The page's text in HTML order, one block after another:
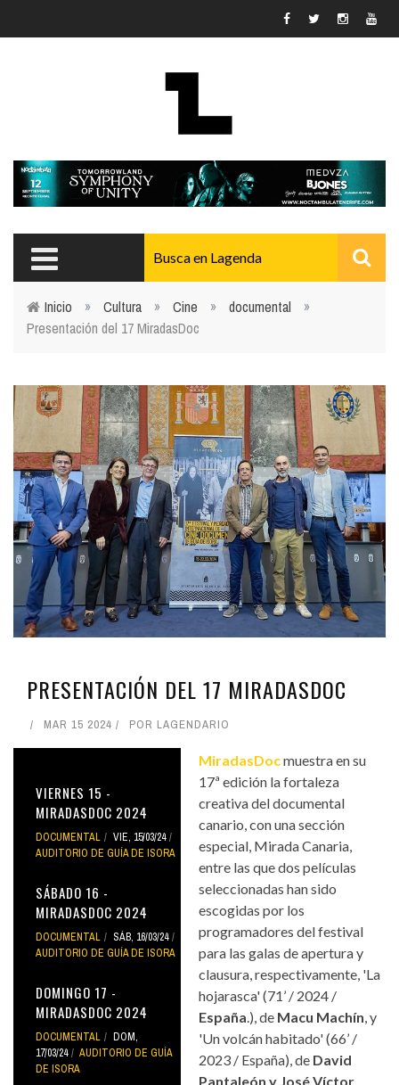
Usted está aquí
Inicio » Cultura » Cine » documental
»
Presentación del 17 MiradasDoc
PRESENTACIÓN DEL 17 MIRADASDOC
MAR 15 2024 POR LAGENDARIO
VIERNES 15 -
MIRADASDOC 2024
DOCUMENTAL
VIE, 15/03/24
AUDITORIO DE GUÍA DE ISORA
SÁBADO 16 -
MIRADASDOC 2024
DOCUMENTAL
SÁB, 16/03/24
AUDITORIO DE GUÍA DE ISORA
DOMINGO 17 -
MIRADASDOC 2024
DOCUMENTAL
DOM,
17/03/24
AUDITORIO DE GUÍA
DE ISORA
MiradasDocmuestra en su
17ª edición la fortaleza
creativa del documental
canario, con una sección
especial, Mirada Canaria,
entre las que dos películas
seleccionadas han sido
escogidas por los
programadores del festival
para las galas de apertura y
clausura, respectivamente, 'La
hojarasca' (71’ / 2024 /
España.), de Macu Machín, y
'Un volcán habitado' (66’ /
2023 / España), de David
Pantaleón y José Víctor